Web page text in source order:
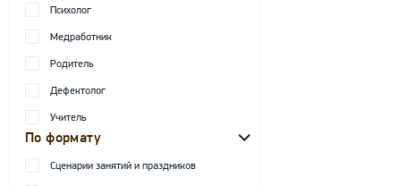
Психолог
Медработник
Родитель
Дефектолог
Учитель
По формату
Сценарии занятий и праздников